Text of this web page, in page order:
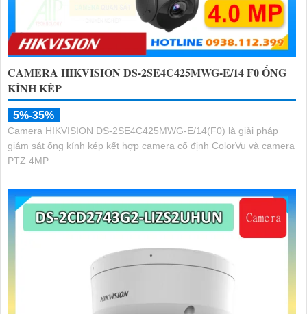
CAMERA HIKVISION DS-2SE4C425MWG-E/14 F0 ỐNG
KÍNH KÉP
5%-35%
Camera HIKVISION DS-2SE4C425MWG-E/14(F0) là giải pháp
giám sát ống kính kép kết hợp camera cố định ColorVu và camera
PTZ 4MP